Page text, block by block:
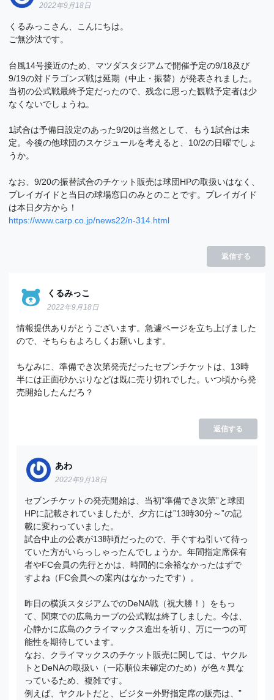
2022年9月18日
くるみっこさん、こんにちは。
ご無沙汰です。
台風14号接近のため、マツダスタジアムで開催予定の9/18及び
9/19の対ドラゴンズ戦は延期（中止・振替）が発表されました。
当初の公式戦最終予定だったので、残念に思った観戦予定者は少
なくないでしょうね。
1試合は予備日設定のあった9/20は当然として、もう1試合は未
定。今後の他球団のスケジュールを考えると、10/2の日曜でしょ
うか。
なお、9/20の振替試合のチケット販売は球団HPの取扱いはなく、
プレイガイドと当日の球場窓口のみとのことです。プレイガイド
は本日夕方から！
https://www.carp.co.jp/news22/n-314.html
返信する
くるみっこ
2022年9月18日
情報提供ありがとうございます。急遽ページを立ち上げました
ので、そちらもよろしくお願いします。
ちなみに、準備でき次第発売だったセブンチケットは、13時
半には正面砂かぶりなどは既に売り切れでした。いつ頃から発
売開始したんだろ？
返信する
あわ
2022年9月18日
セブンチケットの発売開始は、当初”準備でき次第”と球団
HPに記載されていましたが、夕方には”13時30分～”の記
載に変わっていました。
試合中止の公表が13時頃だったので、手ぐすね引いて待っ
ていた方がいらっしゃったんでしょうか。年間指定席保有
者やFC会員の先行とかは、時間的に余裕なかったはずで
すよね（FC会員への案内はなかったです）。
昨日の横浜スタジアムでのDeNA戦（祝大勝！）をもっ
て、関東での広島カープの公式戦は終了しました。今は、
心静かに広島のクライマックス進出を祈り、万に一つの可
能性を期待しています。
なお、クライマックスのチケット販売に関しては、ヤクル
トとDeNAの取扱い（一応順位未確定のため）が色々異な
っているため、複雑です。
例えば、ヤクルトだと、ビジター外野指定席の販売は、”